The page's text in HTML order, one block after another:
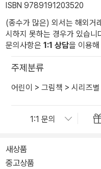
ISBN 9789191203520
(종수가 많은) 외서는 해외거
시하지 못하는 경우가 있습니
문의사항은 1:1 상담을 이용
주제분류
어린이 > 그림책 > 시리즈별
새상품
중고상품